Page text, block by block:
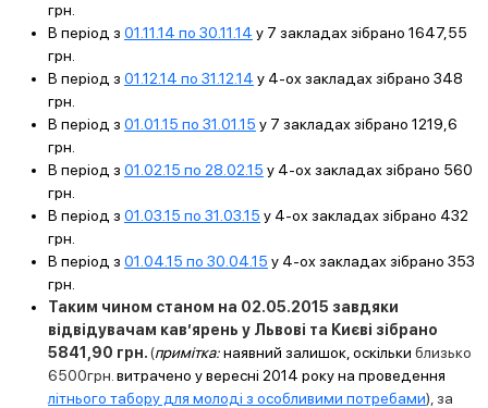
грн.
В період з 01.11.14 по 30.11.14 у 7 закладах зібрано 1647,55
грн.
В період з 01.12.14 по 31.12.14 у 4-ох закладах зібрано 348
грн.
В період з 01.01.15 по 31.01.15 у 7 закладах зібрано 1219,6
грн.
В період з 01.02.15 по 28.02.15 у 4-ох закладах зібрано 560
грн.
В період з 01.03.15 по 31.03.15 у 4-ох закладах зібрано 432
грн.
В період з 01.04.15 по 30.04.15 у 4-ох закладах зібрано 353
грн.
Таким чином станом на 02.05.2015 завдяки
відвідувачам кав’ярень у Львові та Києві зібрано
5841,90 грн.(примітка:наявний залишок, оскільки близько
6500грн. витрачено у вересні 2014 року на проведення
літнього табору для молоді з особливими потребами), за